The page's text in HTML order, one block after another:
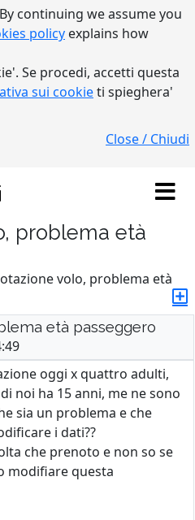
continuing we assume you
policy explains how
Se procedi, accetti questa
sui cookieti spieghera'
Close / Chiudi
problema età
volo, problema età
età passeggero
oggi x quattro adulti,
noi ha 15 anni, me ne sono
sia un problema e che
i dati??
che prenoto e non so se
modifiare questa